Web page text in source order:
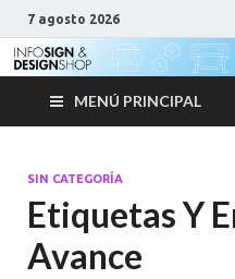
7 agosto 2026
MENÚ PRINCIPAL
SIN CATEGORÍA
Etiquetas Y
Avance